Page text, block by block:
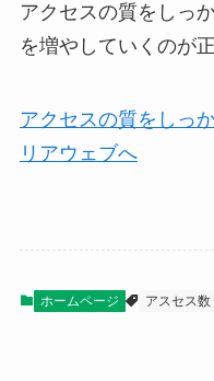
アクセスの質をしっ
を増やしていくのが
アクセスの質をしっ
リアウェブへ
ホームページ アスセス数